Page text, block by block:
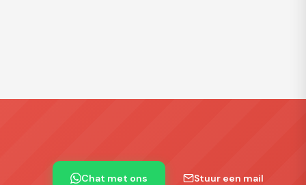
Chat met ons Stuur een mail